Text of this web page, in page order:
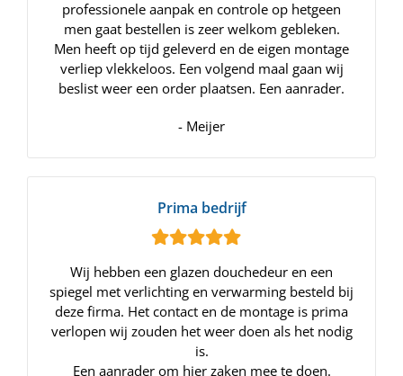
professionele aanpak en controle op hetgeen
men gaat bestellen is zeer welkom gebleken.
Men heeft op tijd geleverd en de eigen montage
verliep vlekkeloos. Een volgend maal gaan wij
beslist weer een order plaatsen. Een aanrader.
- Meijer
Prima bedrijf
Wij hebben een glazen douchedeur en een
spiegel met verlichting en verwarming besteld bij
deze firma. Het contact en de montage is prima
verlopen wij zouden het weer doen als het nodig
is.
Een aanrader om hier zaken mee te doen.